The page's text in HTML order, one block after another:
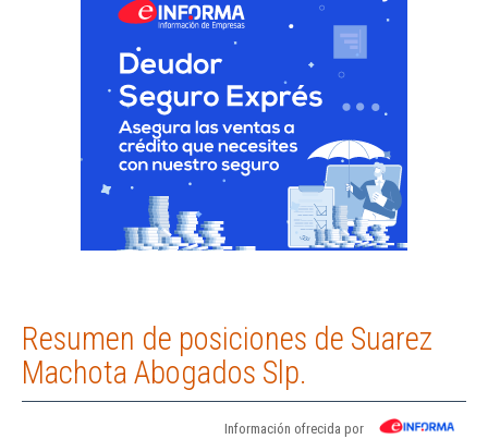
Resumen de posiciones de Suarez
Machota Abogados Slp.
Información ofrecida por